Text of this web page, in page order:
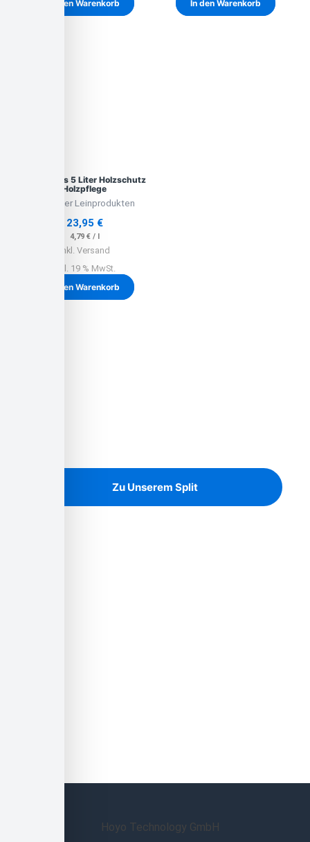
In den Warenkorb In den Warenkorb
Leinölfirnis 5 Liter Holzschutz
Holzpflege
Lausitzer Leinprodukten
23,95 €
4,79 €/
inkl. Versand
inkl. 19 % MwSt.
In den Warenkorb
Zu Unserem Split